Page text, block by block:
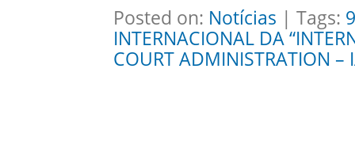
Posted on: Notícias | Tags:
INTERNACIONAL DA
COURT ADMINISTRATION